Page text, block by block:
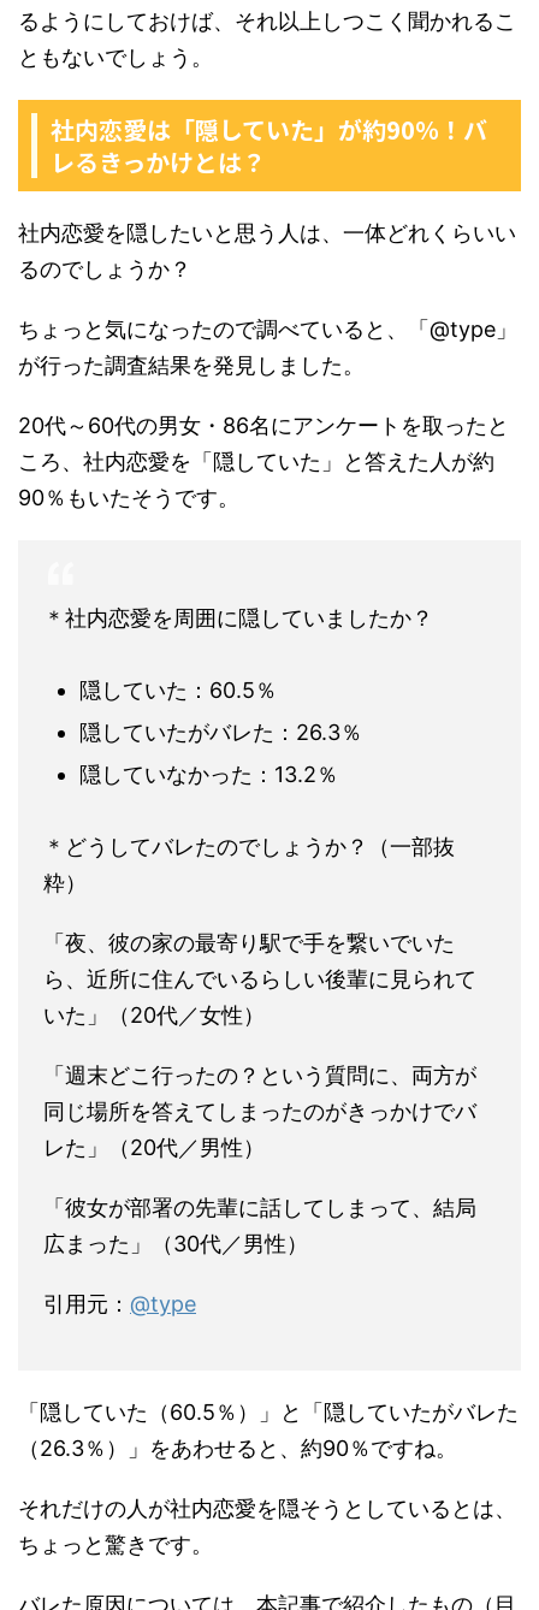
るようにしておけば、それ以上しつこく聞かれるこ
ともないでしょう。
社内恋愛は「隠していた」が約90％！バ
レるきっかけとは？
社内恋愛を隠したいと思う人は、一体どれくらいい
るのでしょうか？
ちょっと気になったので調べていると、「@type」
が行った調査結果を発見しました。
20代～60代の男女・86名にアンケートを取ったと
ころ、社内恋愛を「隠していた」と答えた人が約
90％もいたそうです。
＊社内恋愛を周囲に隠していましたか？
隠していた：60.5％
隠していたがバレた：26.3％
隠していなかった：13.2％
＊どうしてバレたのでしょうか？（一部抜
粋）
「夜、彼の家の最寄り駅で手を繋いでいた
ら、近所に住んでいるらしい後輩に見られて
いた」（20代／女性）
「週末どこ行ったの？という質問に、両方が
同じ場所を答えてしまったのがきっかけでバ
レた」（20代／男性）
「彼女が部署の先輩に話してしまって、結局
広まった」（30代／男性）
引用元： @type
「隠していた（60.5％）」と「隠していたがバレた
（26.3％）」をあわせると、約90％ですね。
それだけの人が社内恋愛を隠そうとしているとは、
ちょっと驚きです。